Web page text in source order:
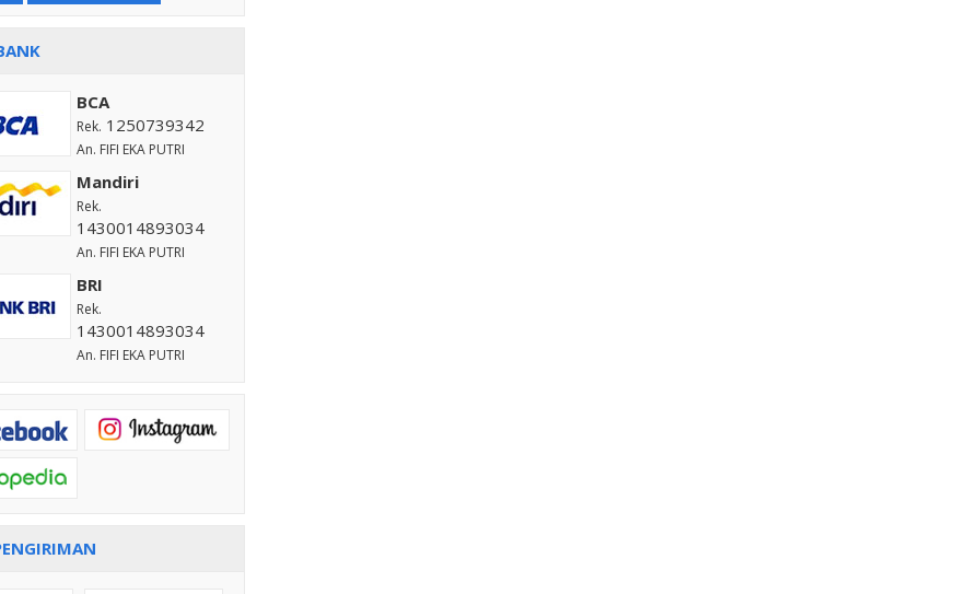
BCA
Rek. 1250739342
An. FIFI EKA PUTRI
Mandiri
Rek.
1430014893034
An. FIFI EKA PUTRI
BRI
Rek.
1430014893034
An. FIFI EKA PUTRI